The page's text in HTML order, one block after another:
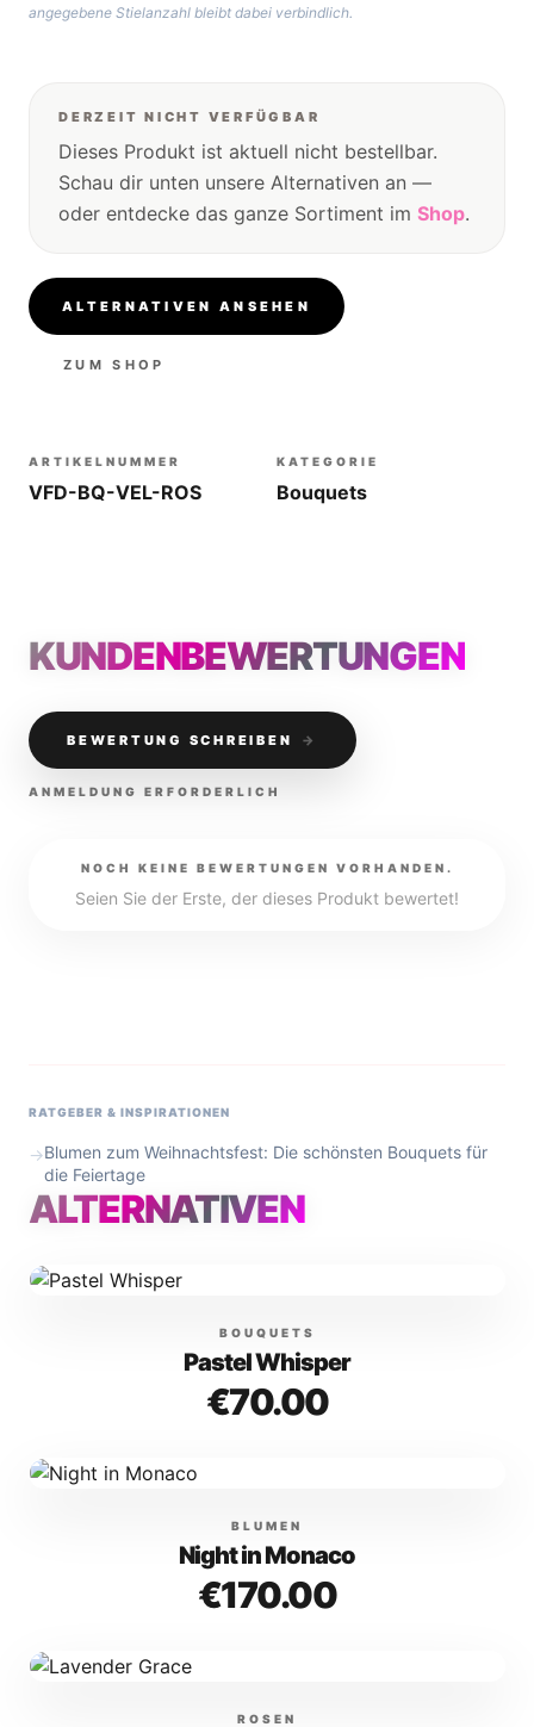
angegebene Stielanzahl bleibt dabei verbindlich.
DERZEIT NICHT VERFÜGBAR
Dieses Produkt ist aktuell nicht bestellbar.
Schau dir unten unsere Alternativen an —
oder entdecke das ganze Sortiment im Shop.
ALTERNATIVEN ANSEHEN
ZUM SHOP
ARTIKELNUMMER
VFD-BQ-VEL-ROS
KATEGORIE
Bouquets
KUNDENBEWERTUNGEN
BEWERTUNG SCHREIBEN →
ANMELDUNG ERFORDERLICH
NOCH KEINE BEWERTUNGEN VORHANDEN.
Seien Sie der Erste, der dieses Produkt bewertet!
RATGEBER & INSPIRATIONEN
→Blumen zum Weihnachtsfest: Die schönsten Bouquets für
die Feiertage
ALTERNATIVEN
BOUQUETS
Pastel Whisper
€70.00
BLUMEN
Night in Monaco
€170.00
ROSEN